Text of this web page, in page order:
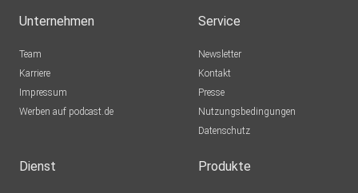
Unternehmen
Team
Karriere
Impressum
Werben auf podcast.de
Service
Newsletter
Kontakt
Presse
Nutzungsbedingungen
Datenschutz
Dienst Produkte